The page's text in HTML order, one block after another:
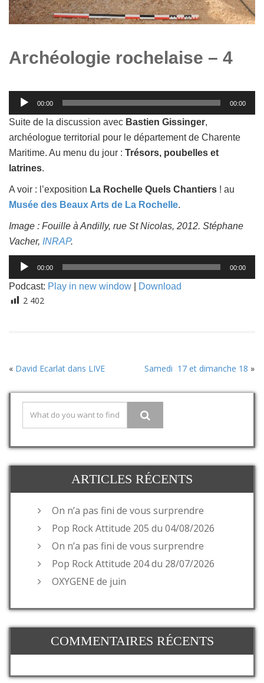
Archéologie rochelaise – 4
Lecteur
audio
00:00 00:00
Suite de la discussion avec Bastien Gissinger,
archéologue territorial pour le département de Charente
Maritime. Au menu du jour : Trésors, poubelles et
latrines.
A voir : l’exposition La Rochelle Quels Chantiers ! au
Musée des Beaux Arts de La Rochelle.
Image : Fouille à Andilly, rue St Nicolas, 2012. Stéphane
Vacher, INRAP.
Lecteur
audio
00:00 00:00
Podcast: Play in new window Download
2 402
« David Ecarlat dans LIVE Samedi 17 et dimanche 18 »
ARTICLES RÉCENTS
On n’a pas fini de vous surprendre
Pop Rock Attitude 205 du 04/08/2026
On n’a pas fini de vous surprendre
Pop Rock Attitude 204 du 28/07/2026
OXYGENE de juin
COMMENTAIRES RÉCENTS